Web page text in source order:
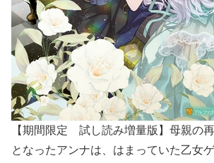
【期間限定 試し読み増量版】母親の
となったアンナは、はまっていた乙女